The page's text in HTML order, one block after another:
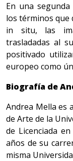
En una
los términos
in situ, las
trasladadas al
positivado
europeo como
Biografía de
Andrea Mella es
de Arte de la
de Licenciada
años de su
misma